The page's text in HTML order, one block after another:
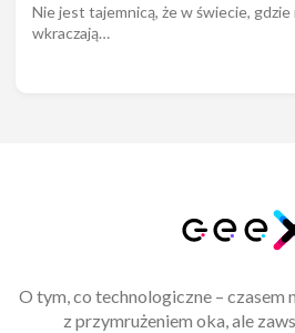
Nie jest tajemnicą, że w świecie,
wkraczają…
O tym, co technologiczne – czasem
z przymrużeniem oka, ale